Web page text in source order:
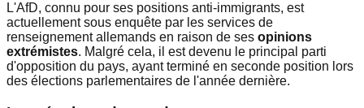
L'AfD, connu pour ses positions anti-immigrants, est
actuellement sous enquête par les services de
renseignement allemands en raison de ses opinions
extrémistes. Malgré cela, il est devenu le principal parti
d'opposition du pays, ayant terminé en seconde position lors
des élections parlementaires de l'année dernière.